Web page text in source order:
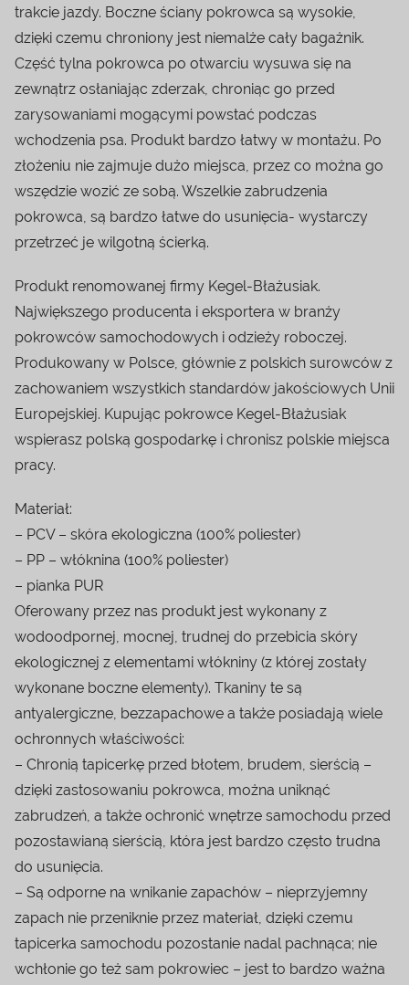
trakcie jazdy. Boczne ściany pokrowca są wysokie,
dzięki czemu chroniony jest niemalże cały bagażnik.
Część tylna pokrowca po otwarciu wysuwa się na
zewnątrz osłaniając zderzak, chroniąc go przed
zarysowaniami mogącymi powstać podczas
wchodzenia psa. Produkt bardzo łatwy w montażu. Po
złożeniu nie zajmuje dużo miejsca, przez co można go
wszędzie wozić ze sobą. Wszelkie zabrudzenia
pokrowca, są bardzo łatwe do usunięcia- wystarczy
przetrzeć je wilgotną ścierką.
Produkt renomowanej firmy Kegel-Błażusiak.
Największego producenta i eksportera w branży
pokrowców samochodowych i odzieży roboczej.
Produkowany w Polsce, głównie z polskich surowców z
zachowaniem wszystkich standardów jakościowych Unii
Europejskiej. Kupując pokrowce Kegel-Błażusiak
wspierasz polską gospodarkę i chronisz polskie miejsca
pracy.
Materiał:
– PCV – skóra ekologiczna (100% poliester)
– PP – włóknina (100% poliester)
– pianka PUR
Oferowany przez nas produkt jest wykonany z
wodoodpornej, mocnej, trudnej do przebicia skóry
ekologicznej z elementami włókniny (z której zostały
wykonane boczne elementy). Tkaniny te są
antyalergiczne, bezzapachowe a także posiadają wiele
ochronnych właściwości:
– Chronią tapicerkę przed błotem, brudem, sierścią –
dzięki zastosowaniu pokrowca, można uniknąć
zabrudzeń, a także ochronić wnętrze samochodu przed
pozostawianą sierścią, która jest bardzo często trudna
do usunięcia.
– Są odporne na wnikanie zapachów – nieprzyjemny
zapach nie przeniknie przez materiał, dzięki czemu
tapicerka samochodu pozostanie nadal pachnąca; nie
wchłonie go też sam pokrowiec – jest to bardzo ważna